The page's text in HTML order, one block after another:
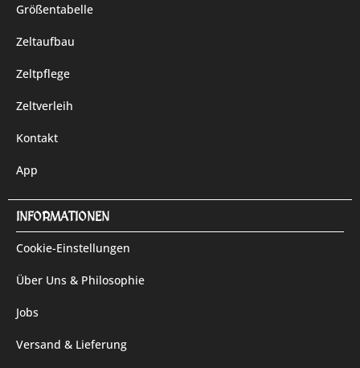
Größentabelle
Zeltaufbau
Zeltpflege
Zeltverleih
Kontakt
App
INFORMATIONEN
Cookie-Einstellungen
Über Uns & Philosophie
Jobs
Versand & Lieferung